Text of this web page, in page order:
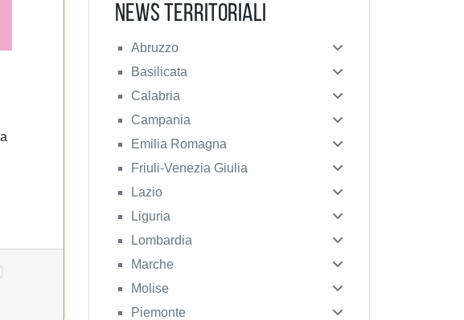
News Territoriali
Abruzzo
Basilicata
Calabria
Campania
Emilia Romagna
Friuli-Venezia Giulia
Lazio
Liguria
Lombardia
Marche
Molise
Piemonte